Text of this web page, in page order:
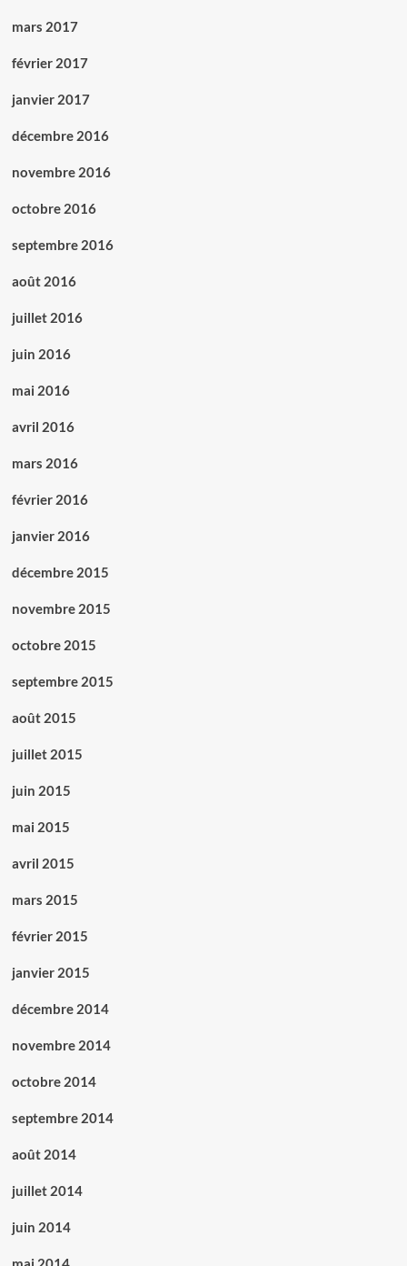
mars 2017
février 2017
janvier 2017
décembre 2016
novembre 2016
octobre 2016
septembre 2016
août 2016
juillet 2016
juin 2016
mai 2016
avril 2016
mars 2016
février 2016
janvier 2016
décembre 2015
novembre 2015
octobre 2015
septembre 2015
août 2015
juillet 2015
juin 2015
mai 2015
avril 2015
mars 2015
février 2015
janvier 2015
décembre 2014
novembre 2014
octobre 2014
septembre 2014
août 2014
juillet 2014
juin 2014